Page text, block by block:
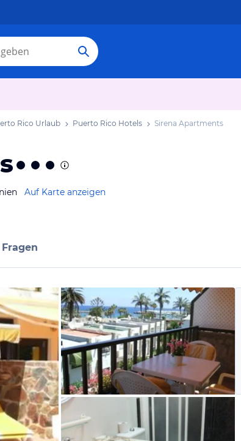
Rico Urlaub Puerto Rico Hotels Sirena Apartments
Auf Karte anzeigen
Fragen
vom Hotelier, Mai 2012